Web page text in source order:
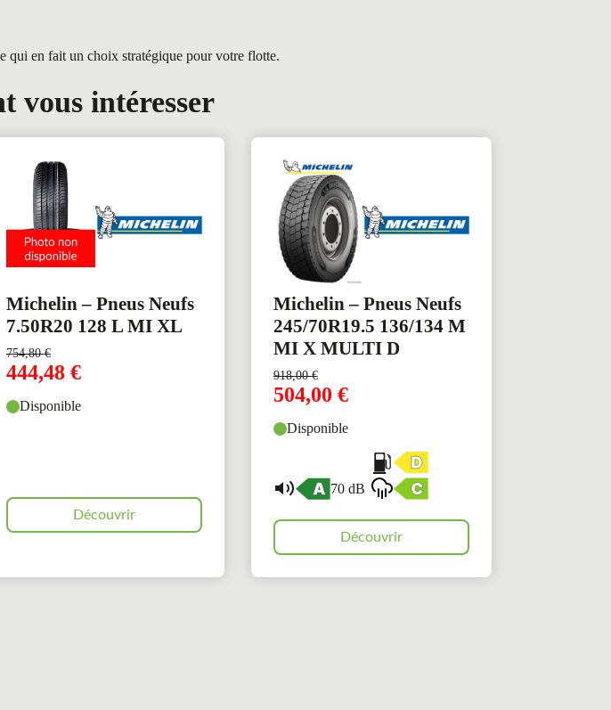
qui en fait un choix stratégique pour votre flotte.
vous intéresser
Michelin – Pneus Neufs
7.50R20 128 L MI XL
754,80€
444,48 €
Disponible
Découvrir
Michelin – Pneus Neufs
245/70R19.5 136/134 M
MI X MULTI D
918,00€
504,00 €
Disponible
70 dB
Découvrir